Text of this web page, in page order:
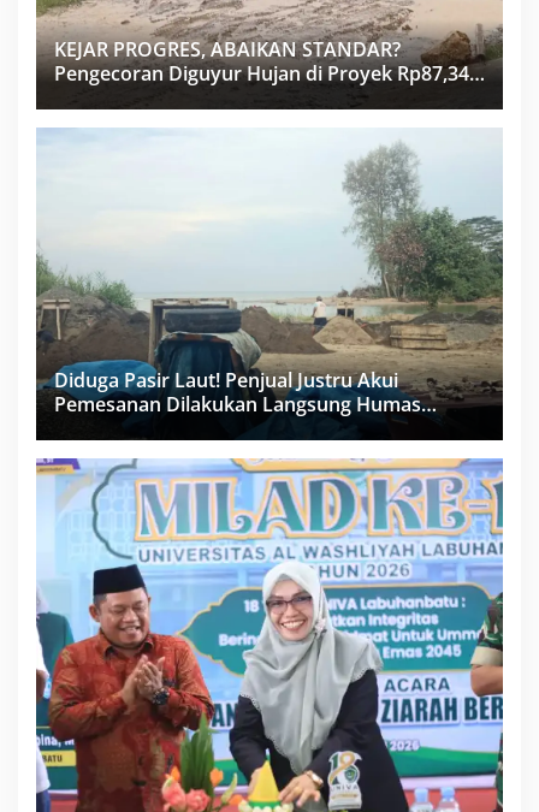
KEJAR PROGRES, ABAIKAN STANDAR?
Pengecoran Diguyur Hujan di Proyek Rp87,34
Miliar Sukma Nias, Konsultan, Pengawas dan
PPK Bungkam
Diduga Pasir Laut! Penjual Justru Akui
Pemesanan Dilakukan Langsung Humas